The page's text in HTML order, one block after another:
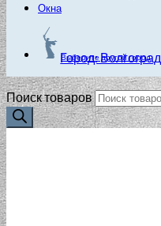
Окна
Город: Волгоград
Выберите другой город
Поиск товаров